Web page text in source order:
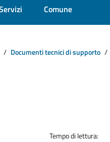
Comune
Documenti tecnici di supporto
Tempo di lettura: